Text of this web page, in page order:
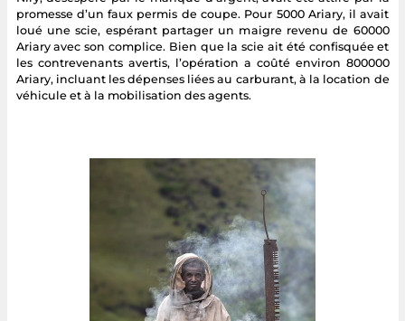
promesse d’un faux permis de coupe. Pour 5000 Ariary, il avait
loué une scie, espérant partager un maigre revenu de 60000
Ariary avec son complice. Bien que la scie ait été confisquée et
les contrevenants avertis, l’opération a coûté environ 800000
Ariary, incluant les dépenses liées au carburant, à la location de
véhicule et à la mobilisation des agents.